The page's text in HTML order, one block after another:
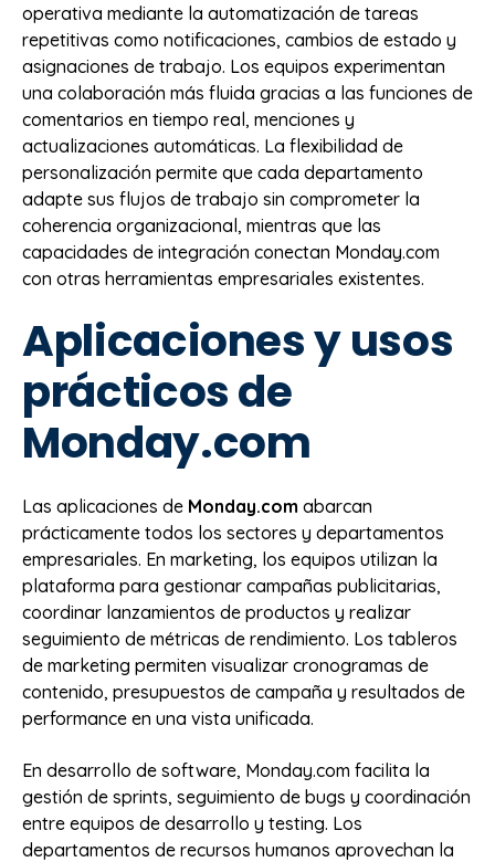
operativa mediante la automatización de tareas
repetitivas como notificaciones, cambios de estado y
asignaciones de trabajo. Los equipos experimentan
una colaboración más fluida gracias a las funciones de
comentarios en tiempo real, menciones y
actualizaciones automáticas. La flexibilidad de
personalización permite que cada departamento
adapte sus flujos de trabajo sin comprometer la
coherencia organizacional, mientras que las
capacidades de integración conectan Monday.com
con otras herramientas empresariales existentes.
Aplicaciones y usos
prácticos de
Monday.com
Las aplicaciones de Monday.com abarcan
prácticamente todos los sectores y departamentos
empresariales. En marketing, los equipos utilizan la
plataforma para gestionar campañas publicitarias,
coordinar lanzamientos de productos y realizar
seguimiento de métricas de rendimiento. Los tableros
de marketing permiten visualizar cronogramas de
contenido, presupuestos de campaña y resultados de
performance en una vista unificada.
En desarrollo de software, Monday.com facilita la
gestión de sprints, seguimiento de bugs y coordinación
entre equipos de desarrollo y testing. Los
departamentos de recursos humanos aprovechan la